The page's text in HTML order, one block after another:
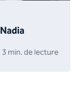
3 min. de lecture